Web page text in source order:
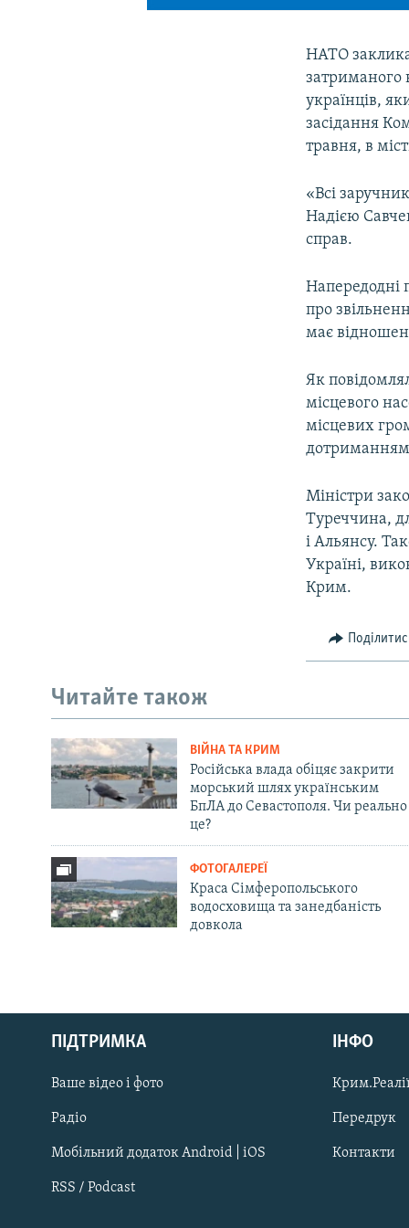
Русский
Qırımtatar
ДОЛУЧАЙСЯ!
НАТО
затриманого
українців,
засідання
травня, в
«Всі
Надією
справ.
Напередодні
про
має
Як
місцевого
місцевих
Міністри
Туреччина,
і Альянсу.
Україні,
Крим.
Читайте також
ВІЙНА ТА КРИМ
Російська влада обіцяє закрити
морський шлях українським
БпЛА до Севастополя. Чи реально
це?
ФОТОГАЛЕРЕЇ
Краса Сімферопольського
водосховища та занедбаність
довкола
ПІДТРИМКА
Ваше відео і фото
Радіо
Мобільний додаток Android | iOS
RSS / Podcast
ІНФО
Передрук
Контакти